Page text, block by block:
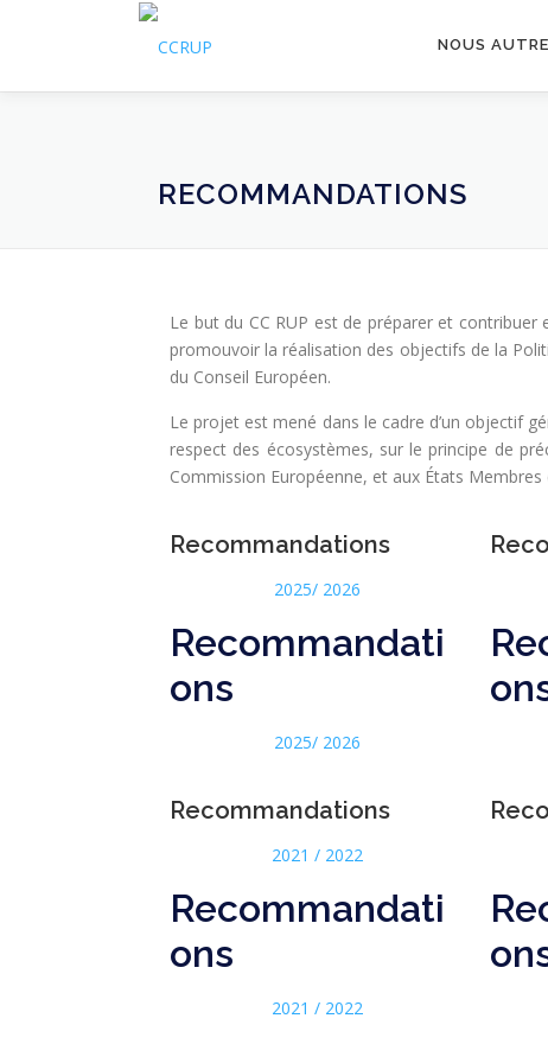
NOUS
RECOMMANDATIONS
Le but du CC RUP est de préparer et
promouvoir la réalisation des objectifs de la
du Conseil Européen.
Le projet est mené dans le cadre d’un objectif
respect des écosystèmes, sur le principe de
Commission Européenne, et aux États
Recommandations
2025/ 2026
Recommandati
ons
2025/ 2026
Recommandations
2021 / 2022
Recommandati
ons
2021 / 2022